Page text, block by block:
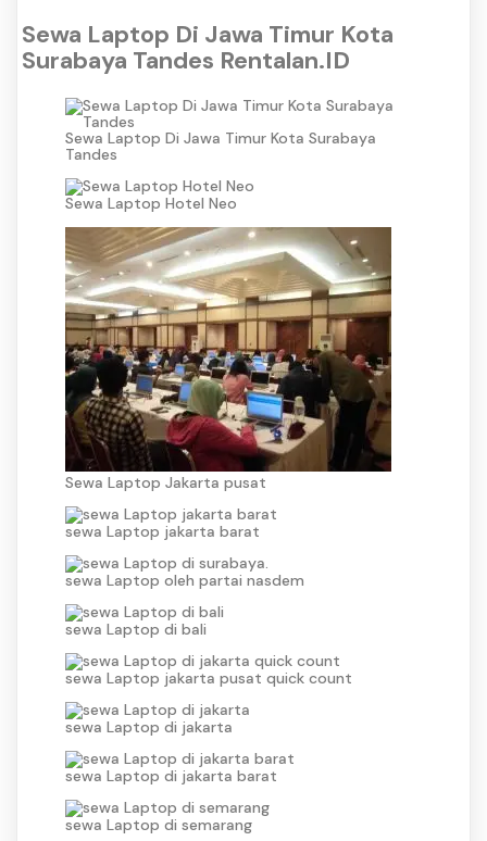
Sewa Laptop Di Jawa Timur Kota
Surabaya Tandes Rentalan.ID
Sewa Laptop Di Jawa Timur Kota Surabaya
Tandes
Sewa Laptop Hotel Neo
Sewa Laptop Jakarta pusat
sewa Laptop jakarta barat
sewa Laptop oleh partai nasdem
sewa Laptop di bali
sewa Laptop jakarta pusat quick count
sewa Laptop di jakarta
sewa Laptop di jakarta barat
sewa Laptop di semarang